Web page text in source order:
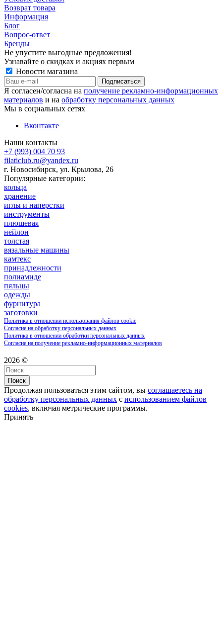
Возврат товара
Информация
Блог
Вопрос-ответ
Бренды
Не упустите выгодные предложения!
Узнавайте о скидках и акциях первым
Новости магазина
Я согласен/согласна на получение рекламно-информационных
материалов и на обработку персональных данных
Мы в социальных сетях
Вконтакте
Наши контакты
+7 (993) 004 70 93
filaticlub.ru@yandex.ru
г. Новосибирск, ул. Крылова, 26
Популярные категории:
кольца
хранение
иглы и наперстки
инструменты
плюшевая
нейлон
толстая
вязальные машины
камтекс
принадлежности
полиамиде
пяльцы
одежды
фурнитура
заготовки
Политика в отношении использования файлов cookie
Согласие на обработку персональных данных
Политика в отношении обработки персональных данных
Согласие на получение рекламно-информационных материалов
2026 ©
Поиск
Продолжая пользоваться этим сайтом, вы соглашаетесь на
обработку персональных данных с использованием файлов
cookies, включая метрические программы.
Принять